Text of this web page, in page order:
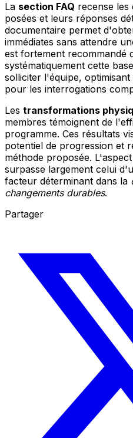
La section FAQ recense les
posées et leurs réponses
documentaire permet
immédiates sans attendre
est fortement recommandé
systématiquement cette
solliciter l'équipe,
pour les interrogations
Les transformations
membres témoignent de
programme. Ces résultats
potentiel de progression et
méthode proposée.
surpasse largement celui
facteur déterminant dans la
changements durables.
Partager